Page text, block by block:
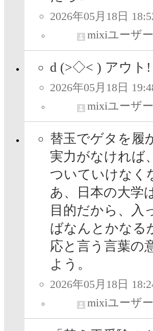
2026年05月18日
mixiユーザー
d (>◇< ) アウト!
2026年05月18日
mixiユーザー
替玉でゲタを履
実力がなければ
ついていけなく
あ、日本の大学
目的だから、入
ばなんとかなる
応と言う言葉の
よう。
2026年05月18日
mixiユーザー